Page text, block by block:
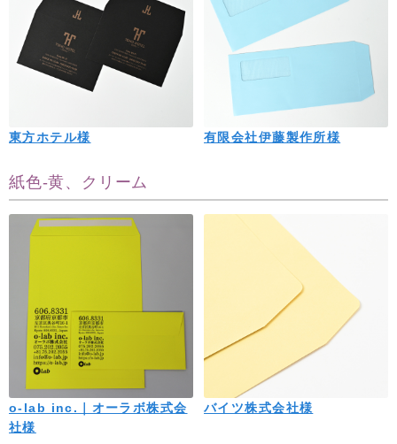
東方ホテル様 有限会社伊藤製作所様
紙色-黄、クリーム
o-lab inc.｜オーラボ株式会
社様
バイツ株式会社様